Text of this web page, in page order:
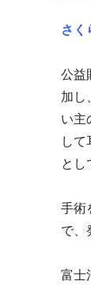
さく
公益
加し
い主
して
とし
手術
で、
富士